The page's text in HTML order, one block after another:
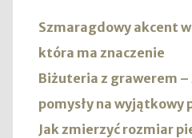
Szmaragdowy akcent
która ma znaczenie
Biżuteria z grawerem –
pomysły na wyjątkowy
Jak zmierzyć rozmiar